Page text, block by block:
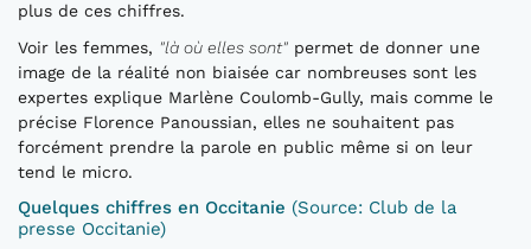
plus de ces chiffres.
Voir les femmes, "là où elles sont" permet de donner une
image de la réalité non biaisée car nombreuses sont les
expertes explique Marlène Coulomb-Gully, mais comme le
précise Florence Panoussian, elles ne souhaitent pas
forcément prendre la parole en public même si on leur
tend le micro.
Quelques chiffres en Occitanie (Source: Club de la
presse Occitanie)